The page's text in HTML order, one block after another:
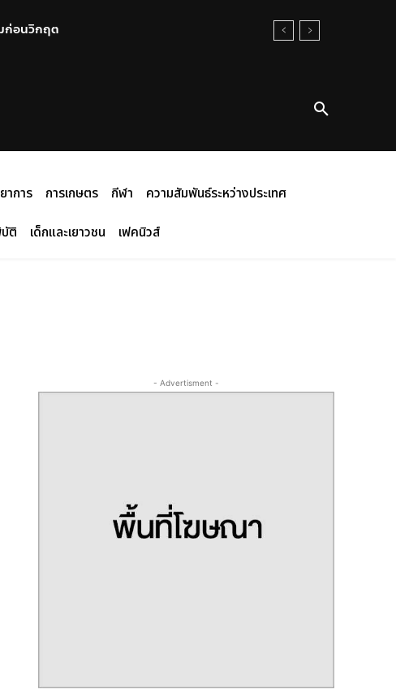
ก่อนวิกฤต
าการ การเกษตร กีฬา
ความสัมพันธ์ระหว่างประเทศ
ติ เด็กและเยาวชน เฟคนิวส์
- Advertisment -